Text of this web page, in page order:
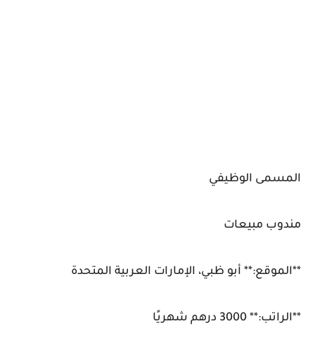
المسمى الوظيفي
مندوب مبيعات
**الموقع:** أبو ظبي، الإمارات العربية المتحدة
**الراتب:** 3000 درهم شهريًا